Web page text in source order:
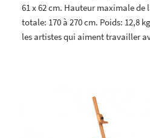
61 x 62 cm. Hauteur maximale de
totale: 170 à 270 cm. Poids: 12,8
les artistes qui aiment travailler